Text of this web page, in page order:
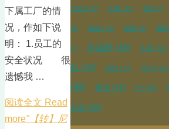
下属工厂的情
况，作如下说
明： 1.员工的
安全状况 很
遗憾我 …
阅读全文 Read
more"【转】尼
70/2.8 (8) 人像 (11) 抱卵 (7)
(9) 低碳 (10) 绿植 (8) 珊
(7) 水晶虾 (46) 太原 (10)
缸 (29) 莫丝 (11) NO3 (10)
(48) 童话 (19) PH (10)
105 (39)